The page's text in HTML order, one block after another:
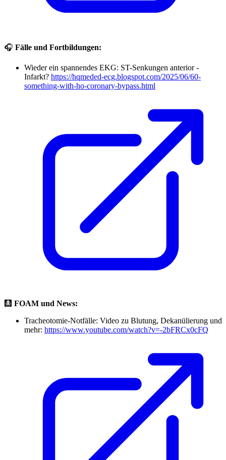
🎧 Fälle und Fortbildungen:
Wieder ein spannendes EKG: ST-Senkungen anterior -
Infarkt? https://hqmeded-ecg.blogspot.com/2025/06/60-
something-with-ho-coronary-bypass.html
🩻 FOAM und News:
Tracheotomie-Notfälle: Video zu Blutung, Dekanülierung und
mehr: https://www.youtube.com/watch?v=-2bFRCx0cFQ